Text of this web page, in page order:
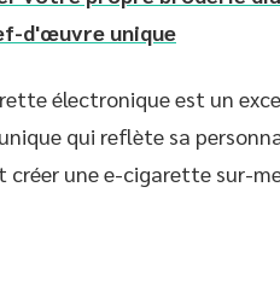
d'œuvre unique
électronique est un
qui reflète sa
une e-cigarette sur-